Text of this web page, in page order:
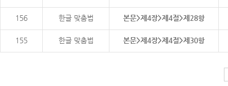
156 한글 맞춤법 본문>제4장>제4절>제28항
155 한글 맞춤법 본문>제4장>제4절>제30항